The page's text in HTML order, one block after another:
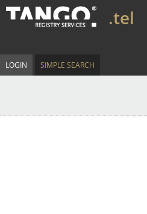
.tel
LOGIN SIMPLE SEARCH